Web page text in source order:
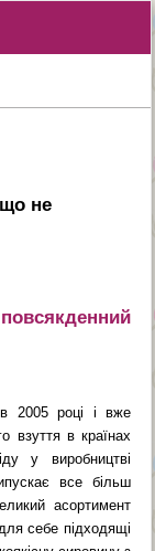
не
2005 році і вже
взуття в країнах
у виробництві
все більш
асортимент
себе підходящі